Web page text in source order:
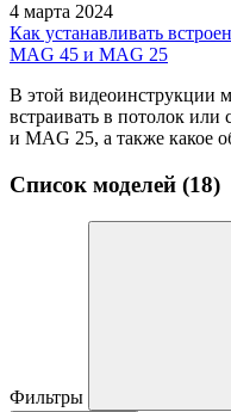
4 марта 2024
Как устанавливать
MAG 45 и MAG 25
В этой видеоинструкции
встраивать в потолок
и MAG 25, а также какое
Список моделей (18)
Фильтры